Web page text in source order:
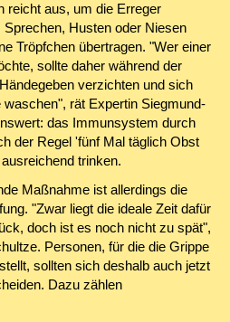
reicht aus, um die Erreger
Husten oder Niesen
Tröpfchen übertragen. "Wer einer
sollte daher während der
verzichten und sich
waschen", rät Expertin Siegmund-
das Immunsystem durch
der Regel 'fünf Mal täglich Obst
trinken.
Maßnahme ist allerdings die
"Zwar liegt die ideale Zeit dafür
doch ist es noch nicht zu spät",
Personen, für die die Grippe
sollten sich deshalb auch jetzt
Dazu zählen